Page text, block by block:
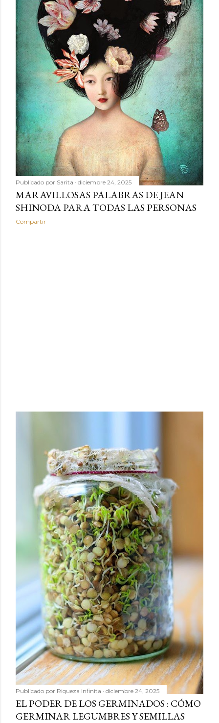
Publicado por Sarita diciembre 24, 2025
MARAVILLOSAS PALABRAS DE JEAN
SHINODA PARA TODAS LAS PERSONAS
Compartir
Publicado por Riqueza Infinita diciembre 24, 2025
EL PODER DE LOS GERMINADOS : CÓMO
GERMINAR LEGUMBRES Y SEMILLAS